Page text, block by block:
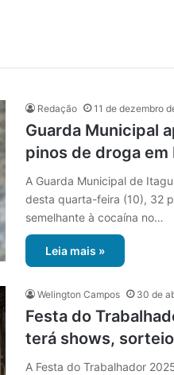
Redação 11 de dezembro
Guarda Municipal
pinos de droga em
A Guarda Municipal de
desta quarta-feira (10), 32
semelhante à cocaína no…
Leia mais »
Welington Campos 30 de
Festa do
terá shows,
A Festa do Trabalhador